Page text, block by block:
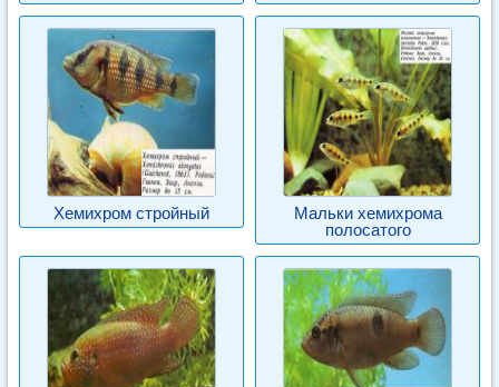
Хемихром стройный
Мальки хемихрома
полосатого